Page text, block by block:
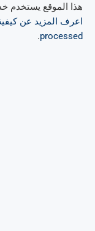
هذا الموقع يستخدم
اعرف المزيد عن
processed
.